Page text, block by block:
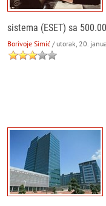
sistema (ESET) sa
Borivoje Simić / utorak, 20.